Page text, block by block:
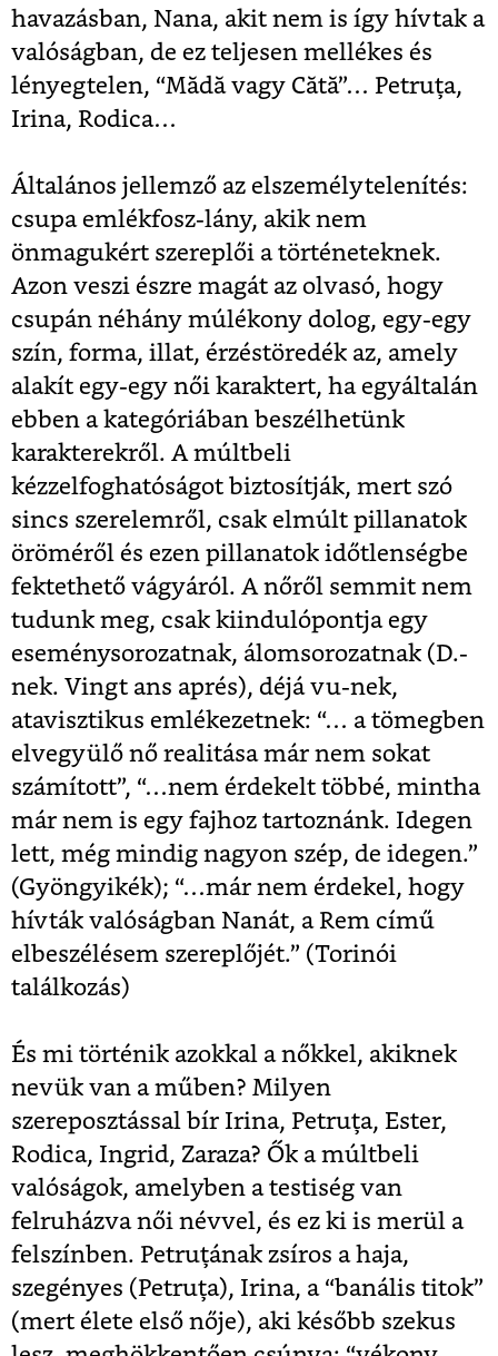
havazásban, Nana, akit nem is így hívtak a
valóságban, de ez teljesen mellékes és
lényegtelen, “Mădă vagy Cătă”… Petruţa,
Irina, Rodica…
Általános jellemző az elszemélytelenítés:
csupa emlékfosz-lány, akik nem
önmagukért szereplői a történeteknek.
Azon veszi észre magát az olvasó, hogy
csupán néhány múlékony dolog, egy-egy
szín, forma, illat, érzéstöredék az, amely
alakít egy-egy női karaktert, ha egyáltalán
ebben a kategóriában beszélhetünk
karakterekről. A múltbeli
kézzelfoghatóságot biztosítják, mert szó
sincs szerelemről, csak elmúlt pillanatok
öröméről és ezen pillanatok időtlenségbe
fektethető vágyáról. A nőről semmit nem
tudunk meg, csak kiindulópontja egy
eseménysorozatnak, álomsorozatnak (D.-
nek. Vingt ans aprés), déjá vu-nek,
atavisztikus emlékezetnek: “… a tömegben
elvegyülő nő realitása már nem sokat
számított”, “…nem érdekelt többé, mintha
már nem is egy fajhoz tartoznánk. Idegen
lett, még mindig nagyon szép, de idegen.”
(Gyöngyikék); “…már nem érdekel, hogy
hívták valóságban Nanát, a Rem című
elbeszélésem szereplőjét.” (Torinói
találkozás)
És mi történik azokkal a nőkkel, akiknek
nevük van a műben? Milyen
szereposztással bír Irina, Petruţa, Ester,
Rodica, Ingrid, Zaraza? Ők a múltbeli
valóságok, amelyben a testiség van
felruházva női névvel, és ez ki is merül a
felszínben. Petruţának zsíros a haja,
szegényes (Petruţa), Irina, a “banális titok”
(mert élete első nője), aki később szekus